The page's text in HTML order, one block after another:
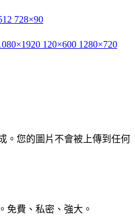
728×90
120×600 1280×720
。您的圖片不會被上傳到任何
免費、私密、強大。